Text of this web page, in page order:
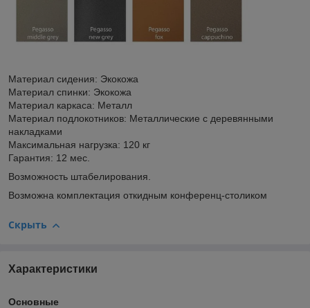
Материал сидения: Экокожа
Материал спинки: Экокожа
Материал каркаса: Металл
Материал подлокотников: Металлические с деревянными
накладками
Максимальная нагрузка: 120 кг
Гарантия: 12 мес.
Возможность штабелирования.
Возможна комплектация откидным конференц-столиком
Скрыть
Характеристики
Основные